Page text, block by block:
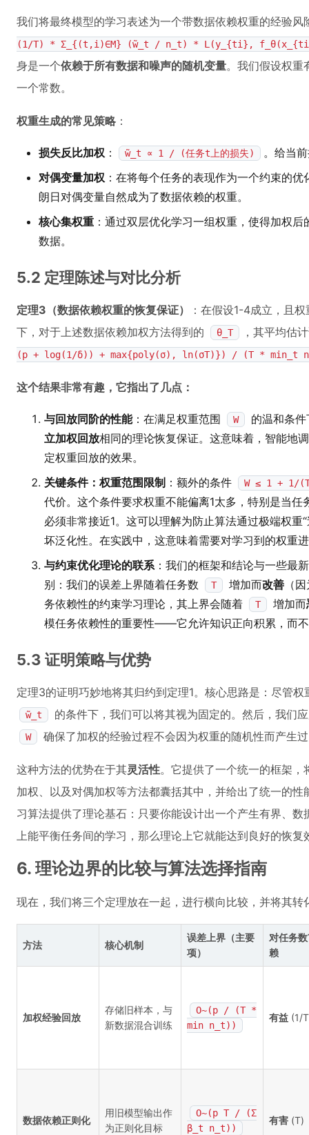
我们将最终模型的学习表述为一个带数据依赖权重的经验
(1/T) * Σ_{(t,i)∈M} (w̃_t / n_t) * L(y_{ti},
身是一个依赖于所有数据和噪声的随机变量。我们假设权
一个常数。
权重生成的常见策略 ：
损失反比加权 ： w̃_t ∝ 1 / (任务t上的损失)
。给当
对偶变量加权 ：在将每个任务的表现作为一个约束的
朗日对偶变量自然成为了数据依赖的权重。
核心集权重 ：通过双层优化学习一组权重，使得加权
数据。
5.2 定理陈述与对比分析
定理3（数据依赖权重的恢复保证）
：在假设1-4成立，且
下，对于上述数据依赖加权方法得到的
θ_T ，其平均估
(p + log(1/δ)) + max{poly(σ), ln(σT)}) / (T * min_t
这个结果非常有趣，它指出了几点：
与回放同阶的性能：在满足权重范围 W
的温和条
立加权回放相同的理论恢复保证。这意味着，智能地
定权重回放的效果。
关键条件：权重范围限制 ：额外的条件 W ≤ 1 + 1/
代价。这个条件要求权重不能偏离1太多，特别是当任
必须非常接近1。这可以理解为防止算法通过极端权重
坏泛化性。在实践中，这意味着需要对学习到的权重
与约束优化理论的联系：我们的框架和结论与一些最
别：我们的误差上界随着任务数
T 增加而改善 （
务依赖性的约束学习理论，其上界会随着
T 增加而
模任务依赖性的重要性——它允许知识正向积累，而
5.3 证明策略与优势
定理3的证明巧妙地将其归约到定理1。核心思路是：尽管
w̃_t 的条件下，我们可以将其视为固定的。然后，我们
W 确保了加权的经验过程不会因为权重的随机性而产生
这种方法的优势在于其灵活性。它提供了一个统一的框架
加权、以及对偶加权等方法都囊括其中，并给出了统一的
习算法提供了理论基石：只要你能设计出一个产生有界、
上能平衡任务间的学习，那么理论上它就能达到良好的恢复
6. 理论边界的比较与算法选择指南
现在，我们将三个定理放在一起，进行横向比较，并将其转
方法 核心机制
误差上界（主要
项）
对任务
赖
加权经验回放
存储旧样本，与
新数据混合训练
O~(p / (T *
min n_t))
有益 (1/
数据依赖正则化
用旧模型输出作
为正则化目标
O~(p T / (Σ
β_t n_t))
有害 (T)